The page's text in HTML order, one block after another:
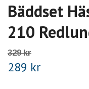
Bäddset
210
329 kr
289 kr